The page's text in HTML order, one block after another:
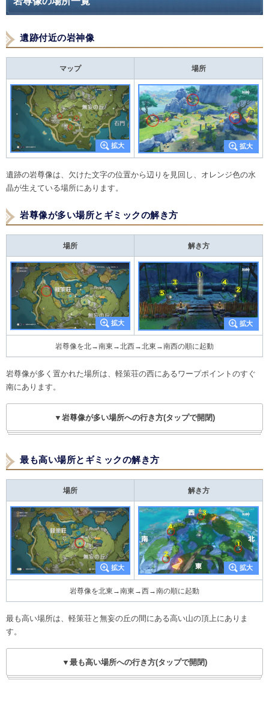
遺跡付近の岩神像
マップ 場所
遺跡の岩尊像は、欠けた文字の位置から辺りを見回し、オレンジ色の水
晶が生えている場所にあります。
岩尊像が多い場所とギミックの解き方
場所 解き方
岩尊像を北→南東→北西→北東→南西の順に起動
岩尊像が多く置かれた場所は、軽策荘の西にあるワープポイントのすぐ
南にあります。
▼岩尊像が多い場所への行き方(タップで開閉)
最も高い場所とギミックの解き方
場所 解き方
岩尊像を北東→南東→西→南の順に起動
最も高い場所は、軽策荘と無妄の丘の間にある高い山の頂上にありま
す。
▼最も高い場所への行き方(タップで開閉)